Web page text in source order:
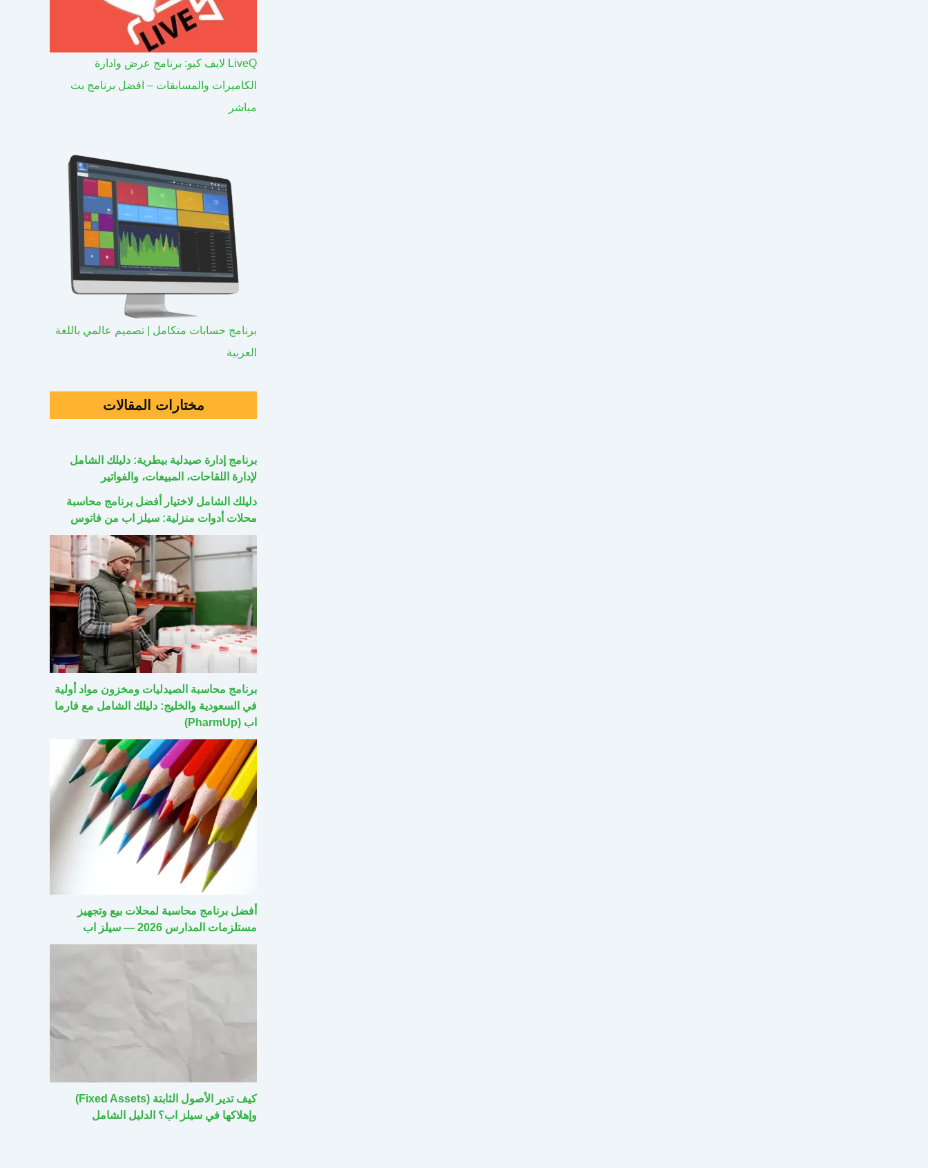
LiveQ لايف كيو: برنامج عرض وادارة
الكاميرات والمسابقات – افضل برنامج بث
مباشر
برنامج حسابات متكامل | تصميم عالمي باللغة
العربية
مختارات المقالات
برنامج إدارة صيدلية بيطرية: دليلك الشامل
لإدارة اللقاحات، المبيعات، والفواتير
دليلك الشامل لاختيار أفضل برنامج محاسبة
محلات أدوات منزلية: سيلز اب من فاتوس
برنامج محاسبة الصيدليات ومخزون مواد أولية
في السعودية والخليج: دليلك الشامل مع فارما
اب (PharmUp)
أفضل برنامج محاسبة لمحلات بيع وتجهيز
مستلزمات المدارس 2026 — سيلز اب
كيف تدير الأصول الثابتة (Fixed Assets)
وإهلاكها في سيلز اب؟ الدليل الشامل